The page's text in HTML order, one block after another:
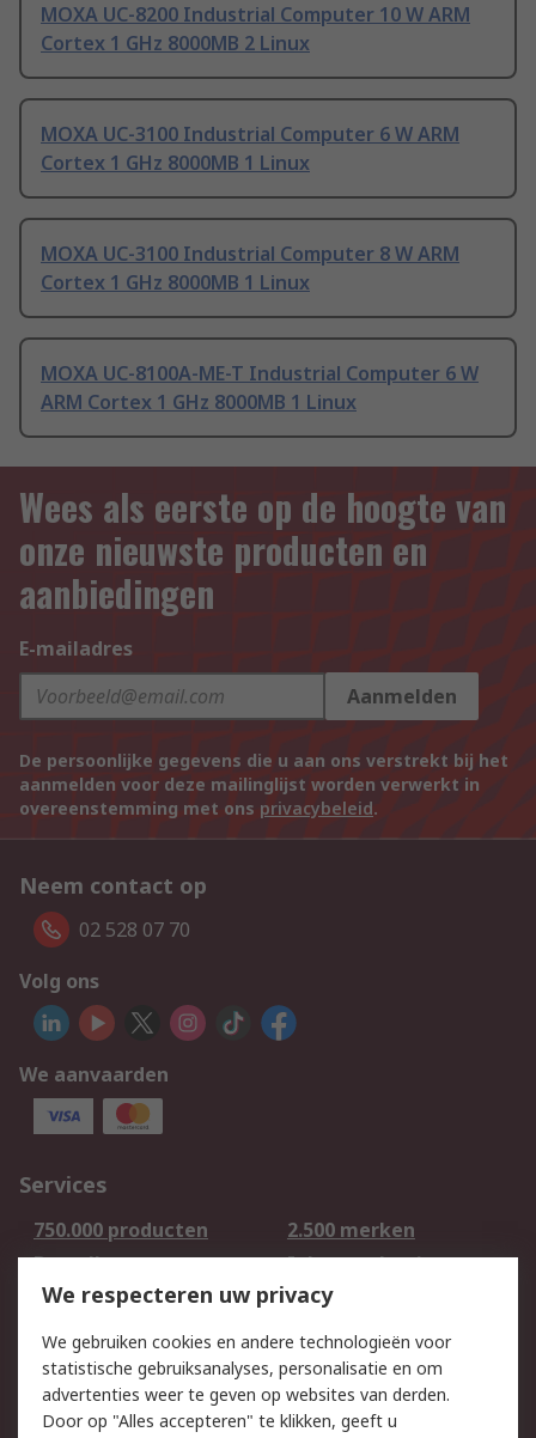
MOXA UC-8200 Industrial Computer 10 W ARM
Cortex 1 GHz 8000MB 2 Linux
MOXA UC-3100 Industrial Computer 6 W ARM
Cortex 1 GHz 8000MB 1 Linux
MOXA UC-3100 Industrial Computer 8 W ARM
Cortex 1 GHz 8000MB 1 Linux
MOXA UC-8100A-ME-T Industrial Computer 6 W
ARM Cortex 1 GHz 8000MB 1 Linux
Wees als eerste op de hoogte van
onze nieuwste producten en
aanbiedingen
E-mailadres
Aanmelden
De persoonlijke gegevens die u aan ons verstrekt bij het
aanmelden voor deze mailinglijst worden verwerkt in
overeenstemming met ons privacybeleid.
Neem contact op
02 528 07 70
Volg ons
We aanvaarden
Services
750.000 producten
2.500 merken
Bestellen
Inkoopoplossingen
Retouren
Technisch advies
Track & Trace
Wettelijk
We respecteren uw privacy
We gebruiken cookies en andere technologieën voor
statistische gebruiksanalyses, personalisatie en om
advertenties weer te geven op websites van derden.
Door op "Alles accepteren" te klikken, geeft u